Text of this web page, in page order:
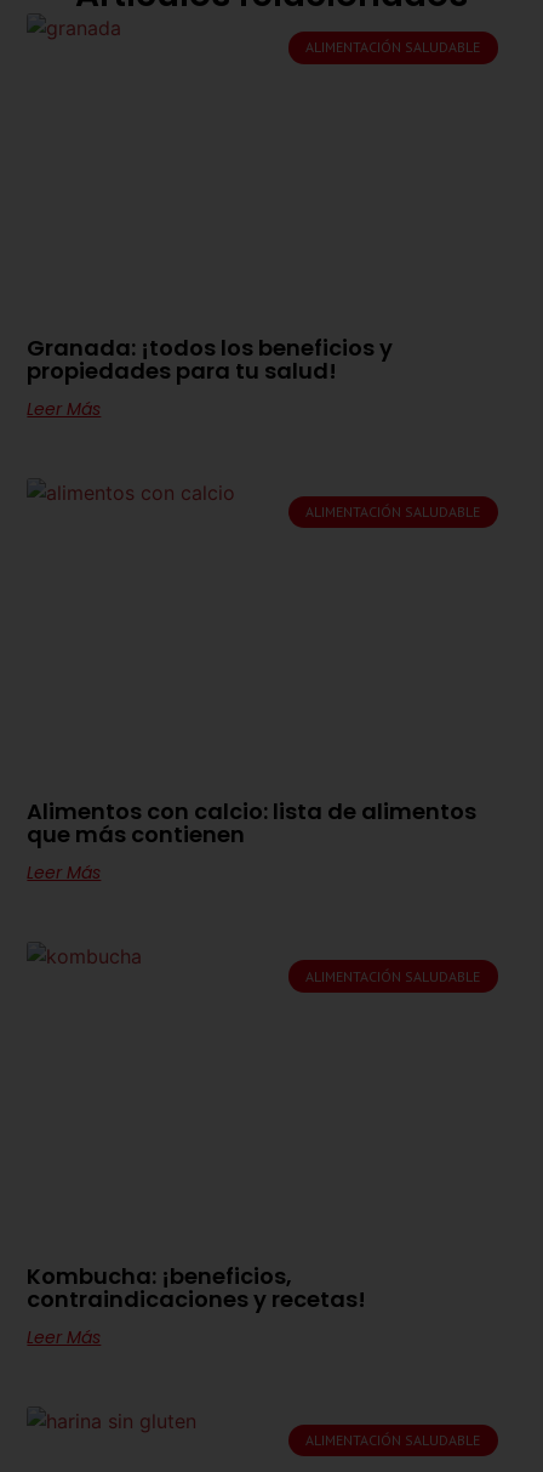
ALIMENTACIÓN SALUDABLE
Granada: ¡todos los beneficios y
propiedades para tu salud!
Leer Más
ALIMENTACIÓN SALUDABLE
Alimentos con calcio: lista de alimentos
que más contienen
Leer Más
ALIMENTACIÓN SALUDABLE
Kombucha: ¡beneficios,
contraindicaciones y recetas!
Leer Más
ALIMENTACIÓN SALUDABLE